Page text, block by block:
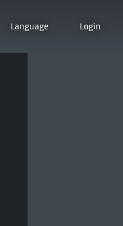
Language Login